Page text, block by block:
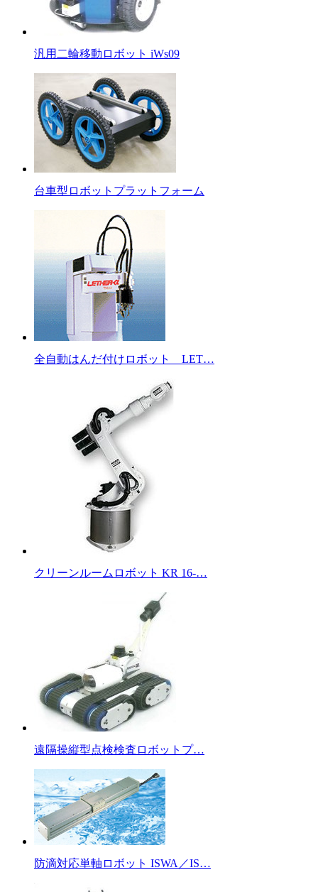
汎用二輪移動ロボット iWs09
台車型ロボットプラットフォーム
全自動はんだ付けロボット LET…
クリーンルームロボット KR 16-…
遠隔操縦型点検検査ロボットプ…
防滴対応単軸ロボット ISWA／IS…